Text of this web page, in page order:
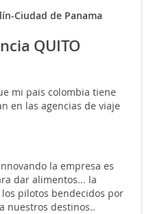
Ciudad de Panama
QUITO
mi pais colombia tiene
en las agencias de viaje
la empresa es
dar alimentos... la
pilotos bendecidos por
nuestros destinos..